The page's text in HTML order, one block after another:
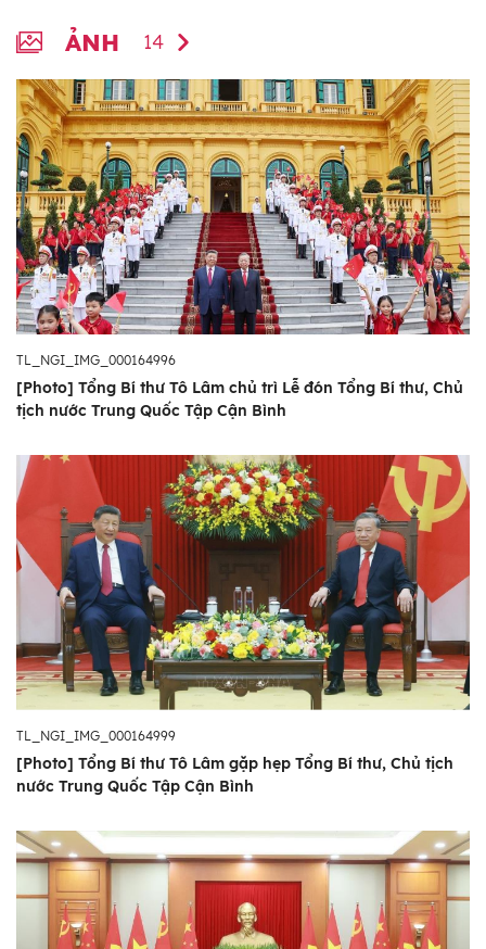
ẢNH 14
TL_NGI_IMG_000164996
[Photo] Tổng Bí thư Tô Lâm chủ trì Lễ đón Tổng Bí thư, Chủ
tịch nước Trung Quốc Tập Cận Bình
TL_NGI_IMG_000164999
[Photo] Tổng Bí thư Tô Lâm gặp hẹp Tổng Bí thư, Chủ tịch
nước Trung Quốc Tập Cận Bình